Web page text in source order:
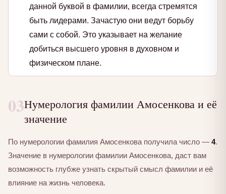
данной буквой в фамилии, всегда стремятся
быть лидерами. Зачастую они ведут борьбу
сами с собой. Это указывает на желание
добиться высшего уровня в духовном и
физическом плане.
03Нумерология фамилии Амосенкова и её
значение
По нумерологии фамилия Амосенкова получила число — 4.
Значение в нумерологии фамилии Амосенкова, даст вам
возможность глубже узнать скрытый смысл фамилии и её
влияние на жизнь человека.